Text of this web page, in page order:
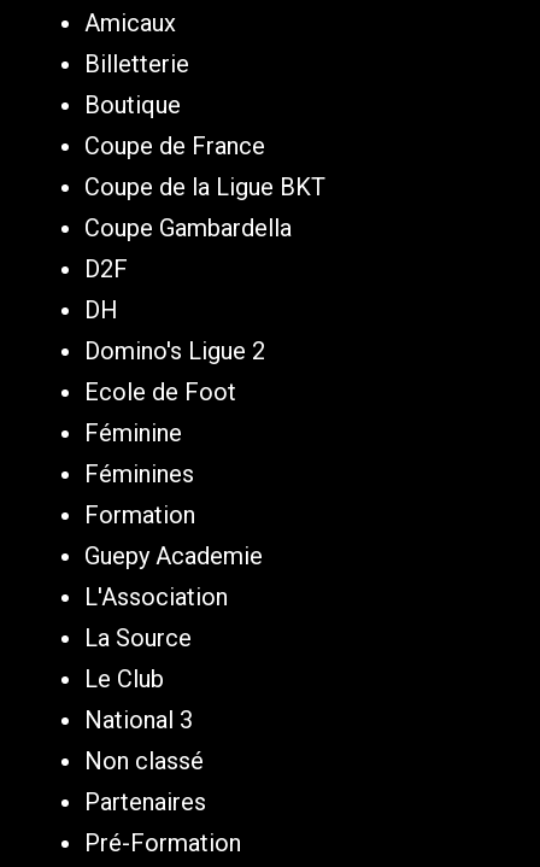
Amicaux
Billetterie
Boutique
Coupe de France
Coupe de la Ligue BKT
Coupe Gambardella
D2F
DH
Domino's Ligue 2
Ecole de Foot
Féminine
Féminines
Formation
Guepy Academie
L'Association
La Source
Le Club
National 3
Non classé
Partenaires
Pré-Formation